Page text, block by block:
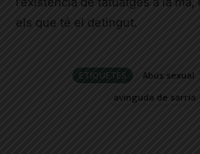
els que té el detingut.
ETIQUETES Abús sexual
avinguda de sarria